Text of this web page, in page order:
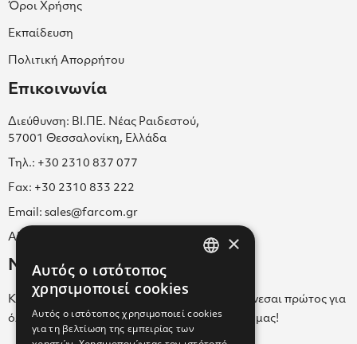
Όροι Χρήσης
Εκπαίδευση
Πολιτική Απορρήτου
Επικοινωνία
Διεύθυνση: ΒΙ.ΠΕ. Νέας Ραιδεστού,
57001 Θεσσαλονίκη, Ελλάδα
Τηλ.: +30 2310 837 077
Fax: +30 2310 833 222
Email: sales@farcom.gr
ΑΡ.Γ.Ε.ΜΗ. 038365205000
Newsletter
Κάνε εγγραφή στο Newsletter για να ενημερώνεσαι πρώτος για
όλα τα νέα μας και τα ολοκαίνουρια προϊόντα μας!
×
Αυτός ο ιστότοπος
χρησιμοποιεί cookies
Αυτός ο ιστότοπος χρησιμοποιεί cookies
για τη βελτίωση της εμπειρίας των